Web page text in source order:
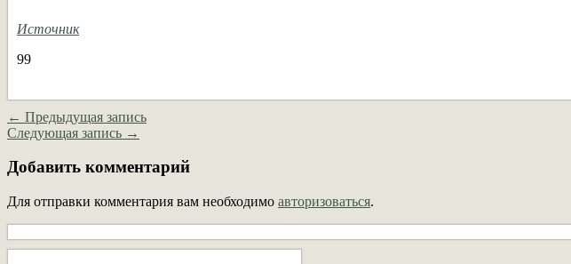
Источник
99
← Предыдущая запись
Следующая запись →
Добавить комментарий
Для отправки комментария вам необходимо авторизоваться.